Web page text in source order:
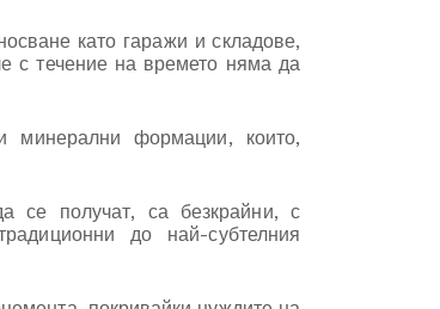
като гаражи и складове,
с течение на времето няма да
минерални формации, които,
се получат, са безкрайни, с
до най-субтелния